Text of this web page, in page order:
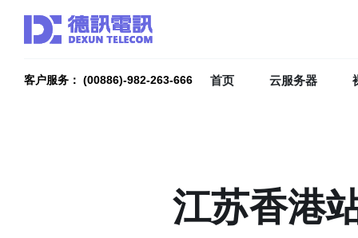
客户服务： (00886)-982-263-666 首页 云服务器
江苏香港